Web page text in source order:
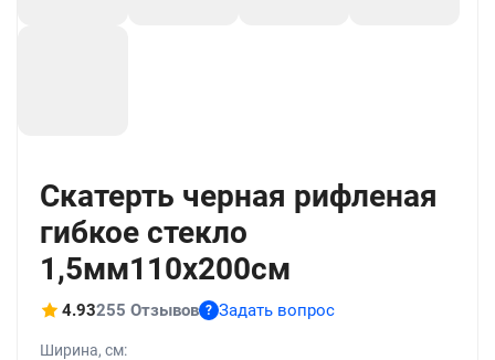
Скатерть черная рифленая
гибкое стекло
1,5мм110x200см
4.93255 Отзывов ? Задать вопрос
Ширина, см: